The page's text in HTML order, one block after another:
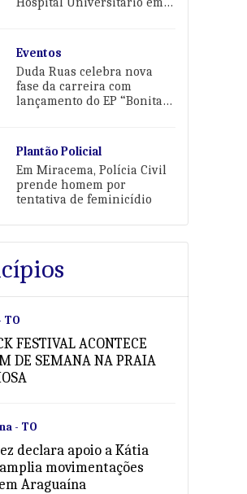
Eventos
Duda Ruas celebra nova
fase da carreira com
lançamento do EP “Bonita
Plantão Policial
Em Miracema, Polícia Civil
prende homem por
tentativa de feminicídio
TO
FESTIVAL ACONTECE
DE SEMANA NA PRAIA
- TO
declara apoio a Kátia
movimentações
Araguaína